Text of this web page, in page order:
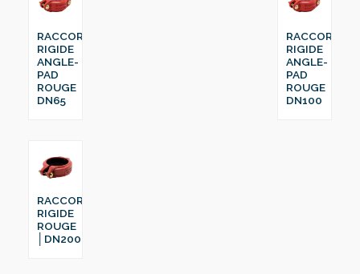
RACCORD
RIGIDE
ANGLE-
PAD
ROUGE
DN65
RACCORD
RIGIDE
ANGLE-
PAD
ROUGE
DN100
RACCORD
RIGIDE
ROUGE
│DN200